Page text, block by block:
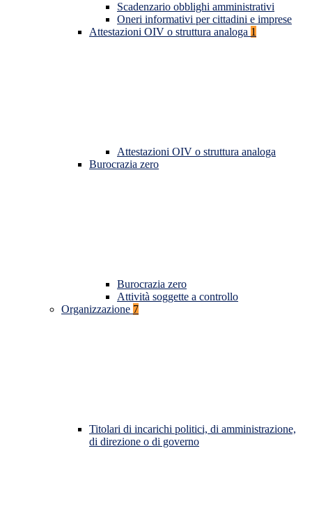
Scadenzario obblighi amministrativi
Oneri informativi per cittadini e imprese
Attestazioni OIV o struttura analoga 1
Attestazioni OIV o struttura analoga
Burocrazia zero
Burocrazia zero
Attività soggette a controllo
Organizzazione 7
Titolari di incarichi politici, di amministrazione,
di direzione o di governo